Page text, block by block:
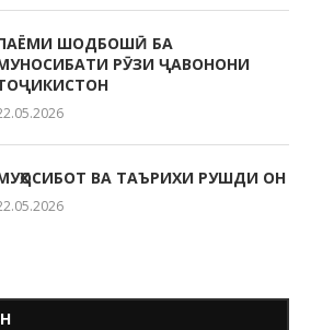
ШОДБОШӢ БА
РӮЗИ ҶАВОНОНИ
ВА ТАЪРИХИ РУШДИ ОН